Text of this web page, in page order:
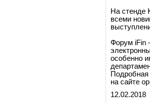
На стенде
всеми
Форум iFin
особенно
на сайте
12.02.2018